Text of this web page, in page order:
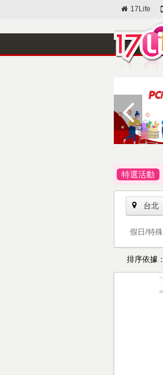
17Life
特選活動
台北
假日/特
排序依據：